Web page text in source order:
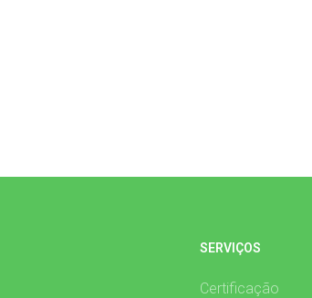
SERVIÇOS
Certificação